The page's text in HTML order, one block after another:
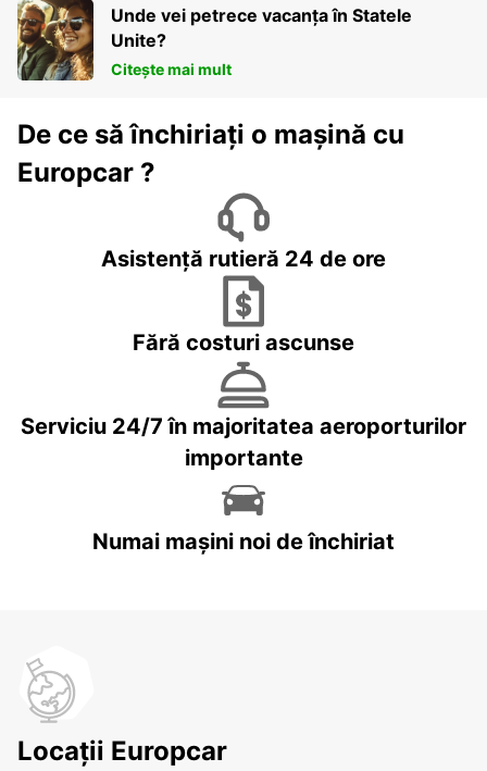
Unde vei petrece vacanța în Statele
Unite?
Citește mai mult
De ce să închiriați o mașină cu
Europcar ?
Asistență rutieră 24 de ore
Fără costuri ascunse
Serviciu 24/7 în majoritatea aeroporturilor
importante
Numai mașini noi de închiriat
Locații Europcar